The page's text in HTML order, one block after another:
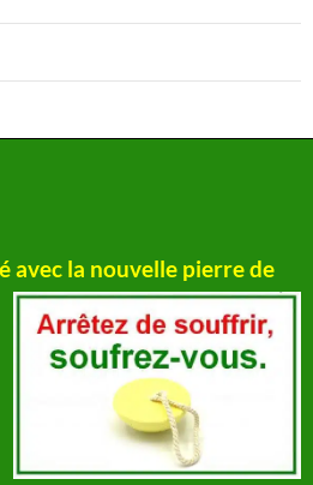
avec la nouvelle pierre de